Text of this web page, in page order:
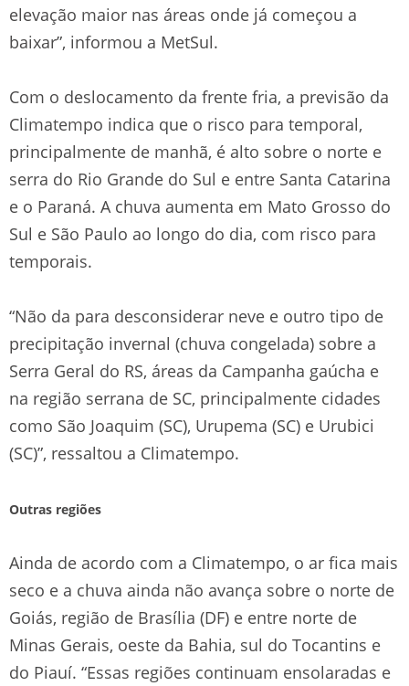
elevação maior nas áreas onde já começou a
baixar”, informou a MetSul.
Com o deslocamento da frente fria, a previsão da
Climatempo indica que o risco para temporal,
principalmente de manhã, é alto sobre o norte e
serra do Rio Grande do Sul e entre Santa Catarina
e o Paraná. A chuva aumenta em Mato Grosso do
Sul e São Paulo ao longo do dia, com risco para
temporais.
“Não da para desconsiderar neve e outro tipo de
precipitação invernal (chuva congelada) sobre a
Serra Geral do RS, áreas da Campanha gaúcha e
na região serrana de SC, principalmente cidades
como São Joaquim (SC), Urupema (SC) e Urubici
(SC)”, ressaltou a Climatempo.
Outras regiões
Ainda de acordo com a Climatempo, o ar fica mais
seco e a chuva ainda não avança sobre o norte de
Goiás, região de Brasília (DF) e entre norte de
Minas Gerais, oeste da Bahia, sul do Tocantins e
do Piauí. “Essas regiões continuam ensolaradas e